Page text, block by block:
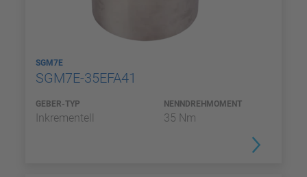
SGM7E
SGM7E-35EFA41
GEBER-TYP
Inkrementell
NENNDREHMOMENT
35 Nm